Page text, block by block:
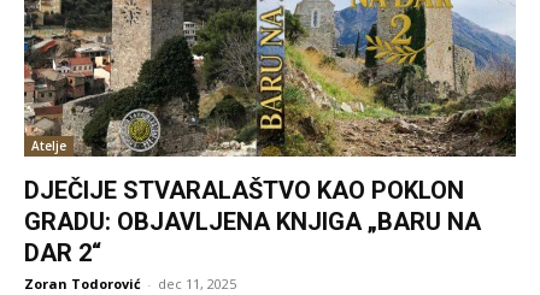
Atelje
DJEČIJE STVARALAŠTVO KAO POKLON
GRADU: OBJAVLJENA KNJIGA „BARU NA
DAR 2“
Zoran Todorović - dec 11, 2025